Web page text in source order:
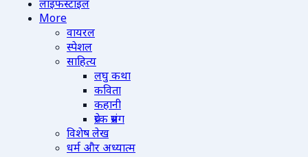
लाइफस्टाइल
More
वायरल
स्पेशल
साहित्य
लघु कथा
कविता
कहानी
प्रेरक प्रसंग
विशेष लेख
धर्म और अध्यात्म